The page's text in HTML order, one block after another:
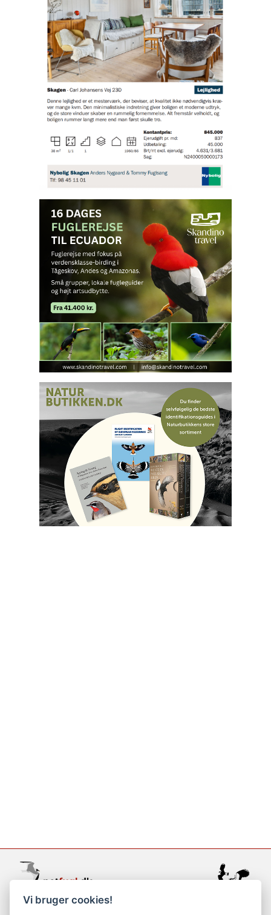
support@netfugl.dk
Vi bruger cookies!